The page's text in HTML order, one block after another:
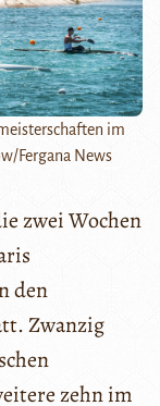
im
Fergana News
zwei Wochen
den
Zwanzig
zehn im